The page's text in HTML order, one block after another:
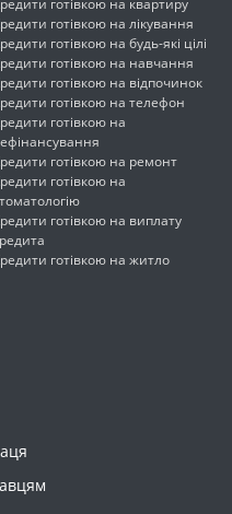
готівкою на квартиру
готівкою на лікування
готівкою на будь-які цілі
готівкою на навчання
готівкою на відпочинок
готівкою на телефон
готівкою на
готівкою на ремонт
готівкою на
готівкою на виплату
готівкою на житло